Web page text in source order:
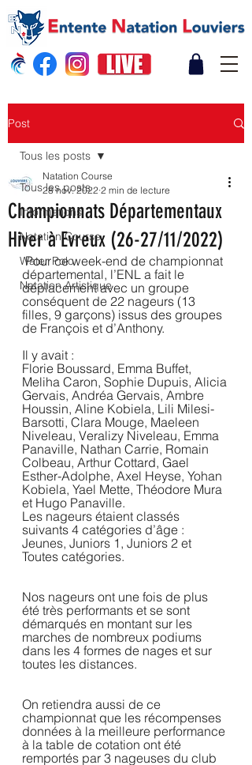
Post
Tous les posts
Informations
Natation Course
Water Polo
Natation Artistique
Tous les posts
Championnats Départementaux
Hiver à Evreux (26-27/11/2022)
Natation Course
28 nov. 2022 2 min de lecture
Pour ce week-end de championnat
départemental, l’ENL a fait le
déplacement avec un groupe
conséquent de 22 nageurs (13
filles, 9 garçons) issus des groupes
de François et d’Anthony.
Il y avait :
Florie Boussard, Emma Buffet,
Meliha Caron, Sophie Dupuis, Alicia
Gervais, Andréa Gervais, Ambre
Houssin, Aline Kobiela, Lili Milesi-
Barsotti, Clara Mouge, Maeleen
Niveleau, Veralizy Niveleau, Emma
Panaville, Nathan Carrie, Romain
Colbeau, Arthur Cottard, Gael
Esther-Adolphe, Axel Heyse, Yohan
Kobiela, Yael Mette, Théodore Mura
et Hugo Panaville.
Les nageurs étaient classés
suivants 4 catégories d’âge :
Jeunes, Juniors 1, Juniors 2 et
Toutes catégories.
Nos nageurs ont une fois de plus
été très performants et se sont
démarqués en montant sur les
marches de nombreux podiums
dans les 4 formes de nages et sur
toutes les distances.
On retiendra aussi de ce
championnat que les récompenses
données à la meilleure performance
à la table de cotation ont été
remportés par 3 nageuses du club